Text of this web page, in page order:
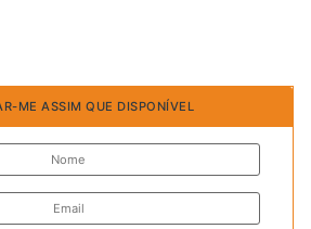
ME ASSIM QUE DISPONÍVEL